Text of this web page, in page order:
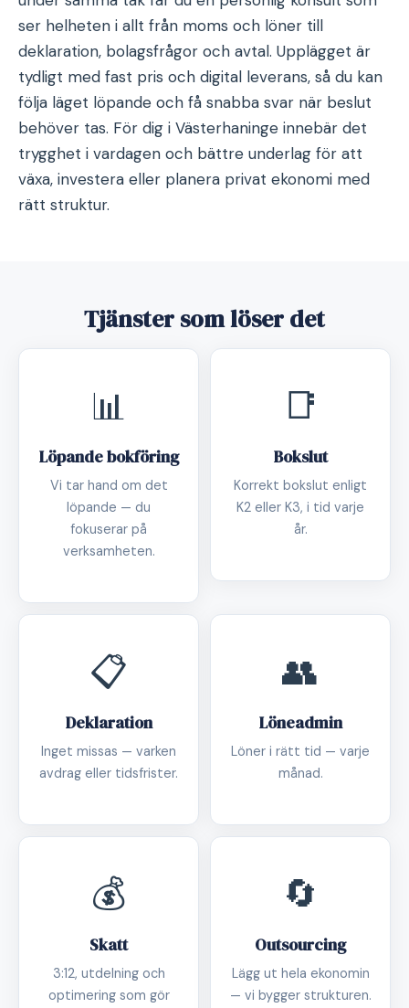
ser helheten i allt från moms och löner till
deklaration, bolagsfrågor och avtal. Upplägget är
tydligt med fast pris och digital leverans, så du kan
följa läget löpande och få snabba svar när beslut
behöver tas. För dig i Västerhaninge innebär det
trygghet i vardagen och bättre underlag för att
växa, investera eller planera privat ekonomi med
rätt struktur.
Tjänster som löser det
📊
Löpande bokföring
Vi tar hand om det
löpande — du
fokuserar på
verksamheten.
📑
Bokslut
Korrekt bokslut enligt
K2 eller K3, i tid varje
år.
📋
Deklaration
Inget missas — varken
avdrag eller tidsfrister.
👥
Löneadmin
Löner i rätt tid — varje
månad.
💰
Skatt
3:12, utdelning och
optimering som gör
🔄
Outsourcing
Lägg ut hela ekonomin
— vi bygger strukturen.